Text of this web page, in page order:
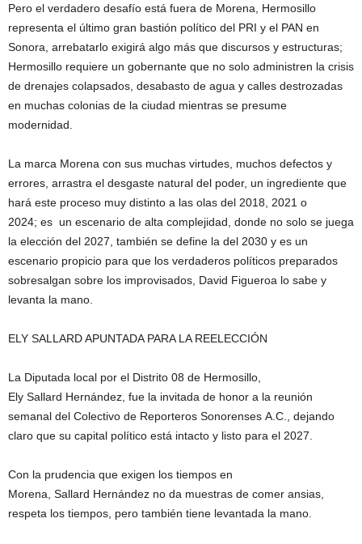
Pero el verdadero desafío está fuera de Morena, Hermosillo
representa el último gran bastión político del PRI y el PAN en
Sonora, arrebatarlo exigirá algo más que discursos y estructuras;
Hermosillo requiere un gobernante que no solo administren la crisis
de drenajes colapsados, desabasto de agua y calles destrozadas
en muchas colonias de la ciudad mientras se presume
modernidad.
La marca Morena con sus muchas virtudes, muchos defectos y
errores, arrastra el desgaste natural del poder, un ingrediente que
hará este proceso muy distinto a las olas del 2018, 2021 o
2024; es un escenario de alta complejidad, donde no solo se juega
la elección del 2027, también se define la del 2030 y es un
escenario propicio para que los verdaderos políticos preparados
sobresalgan sobre los improvisados, David Figueroa lo sabe y
levanta la mano.
ELY SALLARD APUNTADA PARA LA REELECCIÓN
La Diputada local por el Distrito 08 de Hermosillo,
Ely Sallard Hernández, fue la invitada de honor a la reunión
semanal del Colectivo de Reporteros Sonorenses A.C., dejando
claro que su capital político está intacto y listo para el 2027.
Con la prudencia que exigen los tiempos en
Morena, Sallard Hernández no da muestras de comer ansias,
respeta los tiempos, pero también tiene levantada la mano.